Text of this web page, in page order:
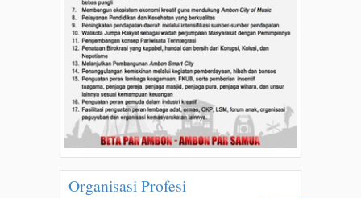
Organisasi Profesi